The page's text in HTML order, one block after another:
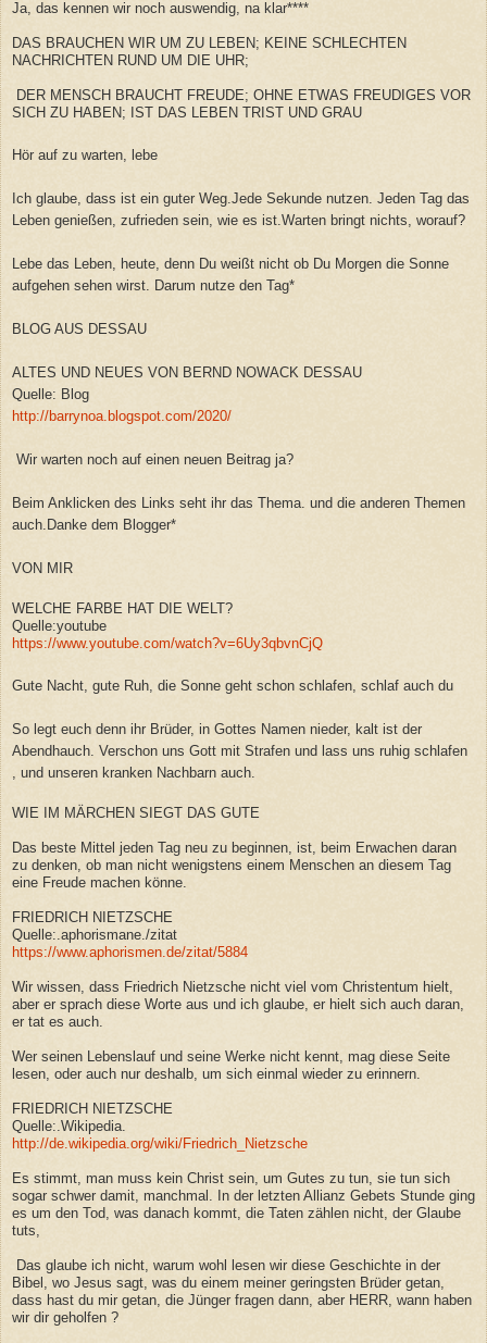
Ja, das kennen wir noch auswendig, na klar****
DAS BRAUCHEN WIR UM ZU LEBEN; KEINE SCHLECHTEN
NACHRICHTEN RUND UM DIE UHR;
DER MENSCH BRAUCHT FREUDE; OHNE ETWAS FREUDIGES VOR
SICH ZU HABEN; IST DAS LEBEN TRIST UND GRAU
Hör auf zu warten, lebe
Ich glaube, dass ist ein guter Weg.Jede Sekunde nutzen. Jeden Tag das
Leben genießen, zufrieden sein, wie es ist.Warten bringt nichts, worauf?
Lebe das Leben, heute, denn Du weißt nicht ob Du Morgen die Sonne
aufgehen sehen wirst. Darum nutze den Tag*
BLOG AUS DESSAU
ALTES UND NEUES VON BERND NOWACK DESSAU
Quelle: Blog
http://barrynoa.blogspot.com/2020/
Wir warten noch auf einen neuen Beitrag ja?
Beim Anklicken des Links seht ihr das Thema. und die anderen Themen
auch.Danke dem Blogger*
VON MIR
WELCHE FARBE HAT DIE WELT?
Quelle:youtube
https://www.youtube.com/watch?v=6Uy3qbvnCjQ
Gute Nacht, gute Ruh, die Sonne geht schon schlafen, schlaf auch du
So legt euch denn ihr Brüder, in Gottes Namen nieder, kalt ist der
Abendhauch. Verschon uns Gott mit Strafen und lass uns ruhig schlafen
, und unseren kranken Nachbarn auch.
WIE IM MÄRCHEN SIEGT DAS GUTE
Das beste Mittel jeden Tag neu zu beginnen, ist, beim Erwachen daran
zu denken, ob man nicht wenigstens einem Menschen an diesem Tag
eine Freude machen könne.
FRIEDRICH NIETZSCHE
Quelle:.aphorismane./zitat
https://www.aphorismen.de/zitat/5884
Wir wissen, dass Friedrich Nietzsche nicht viel vom Christentum hielt,
aber er sprach diese Worte aus und ich glaube, er hielt sich auch daran,
er tat es auch.
Wer seinen Lebenslauf und seine Werke nicht kennt, mag diese Seite
lesen, oder auch nur deshalb, um sich einmal wieder zu erinnern.
FRIEDRICH NIETZSCHE
Quelle:.Wikipedia.
http://de.wikipedia.org/wiki/Friedrich_Nietzsche
Es stimmt, man muss kein Christ sein, um Gutes zu tun, sie tun sich
sogar schwer damit, manchmal. In der letzten Allianz Gebets Stunde ging
es um den Tod, was danach kommt, die Taten zählen nicht, der Glaube
tuts,
Das glaube ich nicht, warum wohl lesen wir diese Geschichte in der
Bibel, wo Jesus sagt, was du einem meiner geringsten Brüder getan,
dass hast du mir getan, die Jünger fragen dann, aber HERR, wann haben
wir dir geholfen ?